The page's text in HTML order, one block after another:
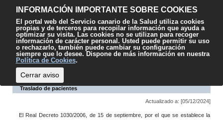
Contenido Accesibilidad Mapa web Contacto Sugerencias
SCS
Escuchar
INFORMACIÓN IMPORTANTE SOBRE COOKIES
El portal web del Servicio canario de la Salud utiliza cookies
propias y de terceros para recopilar información que ayuda a
optimizar su visita. Las cookies no se utilizan para recoger
información de carácter personal. Usted puede permitir su uso
o rechazarlo, también puede cambiar su configuración
siempre que lo desee. Dispone de más información en nuestra
Política de Cookies.
Cerrar aviso
Traslado de pacientes
Actualizado a: [05/12/2024]
El Real Decreto 1030/2006, de 15 de septiembre, por el que se establece la